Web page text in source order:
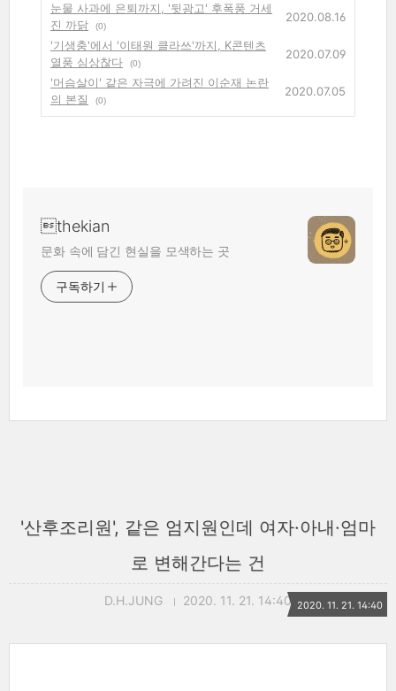
눈물 사과에 은퇴까지, '뒷광고' 후폭풍 거세
진 까닭
(0)
2020.08.16
'기생충'에서 '이태원 클라쓰'까지, K콘텐츠
열풍 심상찮다
(0)
2020.07.09
'머슴살이' 같은 자극에 가려진 이순재 논란
의 본질
(0)
2020.07.05
thekian
문화 속에 담긴 현실을 모색하는 곳
구독하기
'산후조리원', 같은 엄지원인데 여자·아내·엄마
로 변해간다는 건
D.H.JUNG 2020. 11. 21. 14:40 2020. 11. 21. 14:40